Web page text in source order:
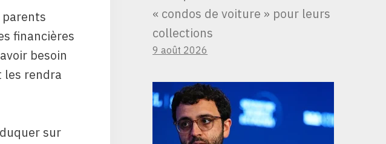
financières
besoin
les rendra
sur
« condos de voiture » ​​pour leurs
collections
9 août 2026